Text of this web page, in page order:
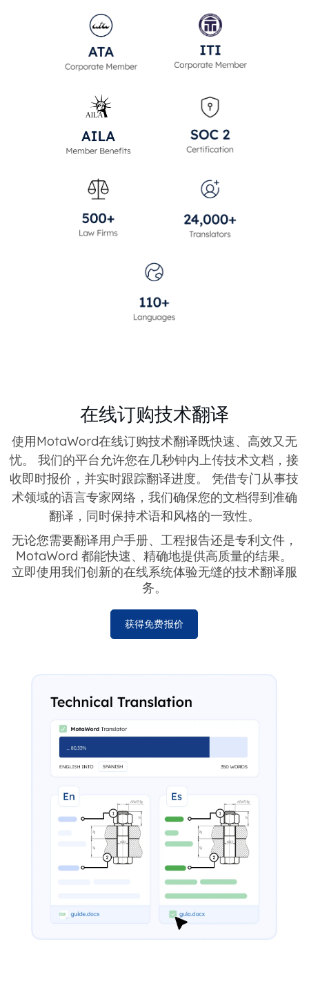
在线订购技术翻译
使用MotaWord在线订购技术翻译既快速、高效又无
忧。 我们的平台允许您在几秒钟内上传技术文档，接
收即时报价，并实时跟踪翻译进度。 凭借专门从事技
术领域的语言专家网络，我们确保您的文档得到准确
翻译，同时保持术语和风格的一致性。
无论您需要翻译用户手册、工程报告还是专利文件，
MotaWord 都能快速、精确地提供高质量的结果。
立即使用我们创新的在线系统体验无缝的技术翻译服
务。
获得免费报价